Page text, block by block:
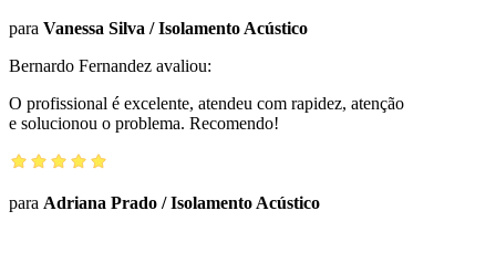
para Vanessa Silva /Isolamento Acústico
Bernardo Fernandez avaliou:
O profissional é excelente, atendeu com rapidez, atenção
e solucionou o problema. Recomendo!
para Adriana Prado /Isolamento Acústico